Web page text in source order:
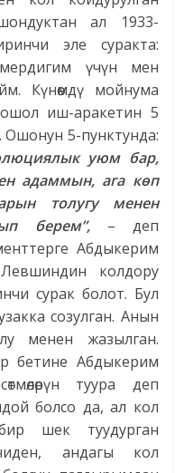
ал 1933-
эле суракта:
үчүн мен
Күнөөмдү мойнума
иш-аракетин 5
Ошонун 5-пунктунда:
уюм бар,
адаммын, ага көп
толугу менен
берем”,– деп
Абдыкерим
колдору
сурак болот. Бул
созулган. Анын
менен жазылган.
бетине Абдыкерим
туура деп
болсо да, ал кол
шек туудурган
андагы кол